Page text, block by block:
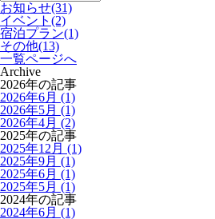
お知らせ(31)
イベント (2)
宿泊プラン(1)
その他(13)
一覧ページへ
Archive
2026年の記事
2026年6月 (1)
2026年5月 (1)
2026年4月 (2)
2025年の記事
2025年12月 (1)
2025年9月 (1)
2025年6月 (1)
2025年5月 (1)
2024年の記事
2024年6月 (1)